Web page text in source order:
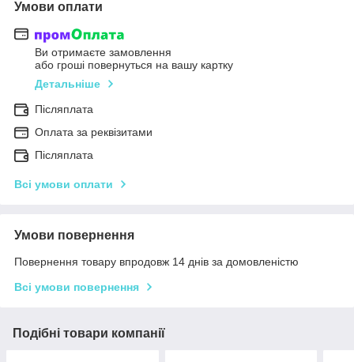
Умови оплати
Ви отримаєте замовлення
або гроші повернуться на вашу картку
Детальніше
Післяплата
Оплата за реквізитами
Післяплата
Всі умови оплати
Умови повернення
Повернення товару впродовж 14 днів за домовленістю
Всі умови повернення
Подібні товари компанії